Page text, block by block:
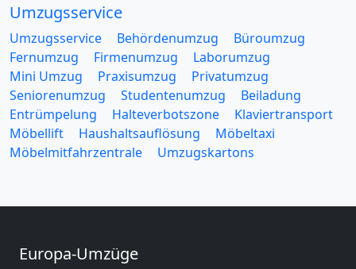
Umzugsservice
Umzugsservice Behördenumzug
Büroumzug
Fernumzug
Firmenumzug
Laborumzug
Mini Umzug
Praxisumzug
Privatumzug
Seniorenumzug
Studentenumzug
Beiladung
Entrümpelung
Halteverbotszone
Klaviertransport
Möbellift
Haushaltsauflösung
Möbeltaxi
Möbelmitfahrzentrale
Umzugskartons
Europa-Umzüge